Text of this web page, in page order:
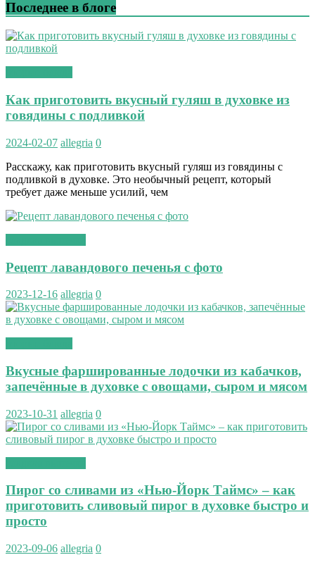
Последнее в блоге
Как приготовить вкусный гуляш в духовке из
говядины с подливкой
2024-02-07 allegria 0
Расскажу, как приготовить вкусный гуляш из говядины с
подливкой в духовке. Это необычный рецепт, который
требует даже меньше усилий, чем
Рецепт лавандового печенья с фото
2023-12-16 allegria 0
Вкусные фаршированные лодочки из кабачков,
запечённые в духовке с овощами, сыром и мясом
2023-10-31 allegria 0
Пирог со сливами из «Нью-Йорк Таймс» – как
приготовить сливовый пирог в духовке быстро и
просто
2023-09-06 allegria 0